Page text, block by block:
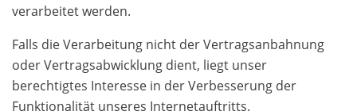
verarbeitet werden.
Falls die Verarbeitung nicht der Vertragsanbahnung
oder Vertragsabwicklung dient, liegt unser
berechtigtes Interesse in der Verbesserung der
Funktionalität unseres Internetauftritts.